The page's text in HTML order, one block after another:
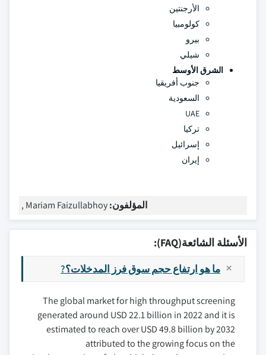
الأرجنتين
كولومبيا
بيرو
شيلي
الشرق الأوسط
جنوب أفريقيا
السعودية
UAE
تركيا
إسرائيل
إيران
المؤلفون:Mariam Faizullabhoy ,
الأسئلة الشائعة(FAQ):
ما هو ارتفاع حجم سوق فرز المدخلات؟?
The global market for high throughput screening
generated around USD 22.1 billion in 2022 and it is
estimated to reach over USD 49.8 billion by 2032
attributed to the growing focus on the